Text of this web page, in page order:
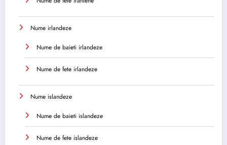
Nume irlandeze
Nume de baieti irlandeze
Nume de fete irlandeze
Nume islandeze
Nume de baieti islandeze
Nume de fete islandeze